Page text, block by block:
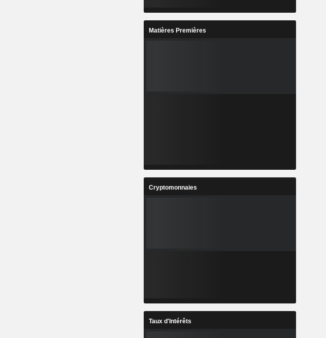
Matières Premières
Cryptomonnaies
Taux d'Intérêts